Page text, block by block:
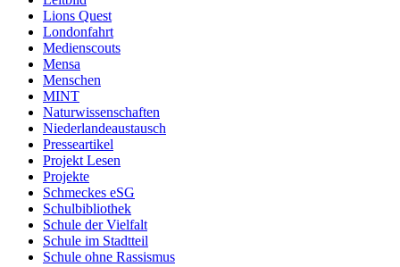
Lions Quest
Londonfahrt
Medienscouts
Mensa
Menschen
MINT
Naturwissenschaften
Niederlandeaustausch
Presseartikel
Projekt Lesen
Projekte
Schmeckes eSG
Schulbibliothek
Schule der Vielfalt
Schule im Stadtteil
Schule ohne Rassismus